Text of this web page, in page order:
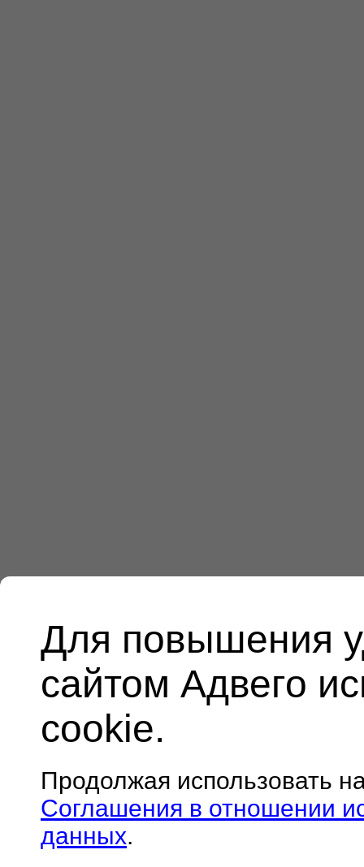
Для повышения
сайтом Адвего
cookie.
Продолжая использовать
Соглашения в отношении
данных.